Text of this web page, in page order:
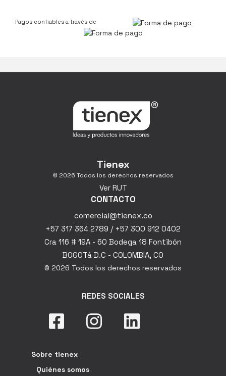
Pagos confiables a través de
Tienex
© 2026 Todos los derechos reservados
Ver RUT
CONTACTO
comercial@tienex.co
+57 317 364 2789 / +57 300 912 0402
Cra 116 # 19A - 60 Bodega 18 Fontibón
BOGOTá D.C - COLOMBIA, CO
© 2026 Todos los derechos reservados
REDES SOCIALES
Sobre tienex
Quiénes somos